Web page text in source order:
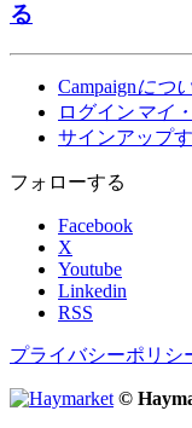
る
Campaignにつ
ログイン マイ
サインアップ
フォローする
Facebook
X
Youtube
Linkedin
RSS
プライバシーポリシ
©